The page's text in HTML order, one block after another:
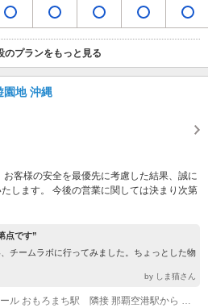
のプランをもっと見る
園地 沖縄
客様の安全を最優先に考慮した結果、誠に
します。 今後の営業に関しては決まり次第
点です”
チームラボに行ってみました。ちょっとした物
by しま猫さん
(1)電車をご利用の場合 ゆいレール おもろまち駅 隣接 那覇空港駅から ゆいレールで19分